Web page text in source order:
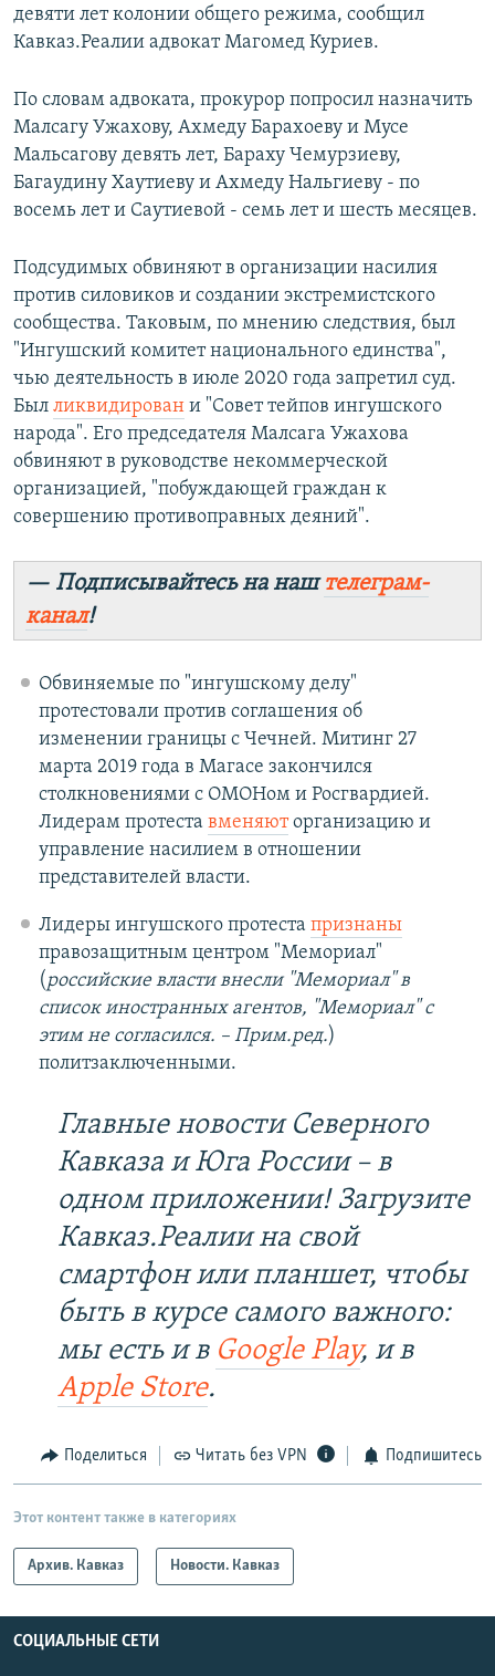
девяти лет колонии общего режима, сообщил
Кавказ.Реалии адвокат Магомед Куриев.
По словам адвоката, прокурор попросил назначить
Малсагу Ужахову, Ахмеду Барахоеву и Мусе
Мальсагову девять лет, Бараху Чемурзиеву,
Багаудину Хаутиеву и Ахмеду Нальгиеву - по
восемь лет и Саутиевой - семь лет и шесть месяцев.
Подсудимых обвиняют в организации насилия
против силовиков и создании экстремистского
сообщества. Таковым, по мнению следствия, был
"Ингушский комитет национального единства",
чью деятельность в июле 2020 года запретил суд.
Был ликвидирован и "Совет тейпов ингушского
народа". Его председателя Малсага Ужахова
обвиняют в руководстве некоммерческой
организацией, "побуждающей граждан к
совершению противоправных деяний".
— Подписывайтесь на наштелеграм-
канал!
Обвиняемые по "ингушскому делу"
протестовали против соглашения об
изменении границы с Чечней. Митинг 27
марта 2019 года в Магасе закончился
столкновениями с ОМОНом и Росгвардией.
Лидерам протеста вменяюторганизацию и
управление насилием в отношении
представителей власти.
Лидеры ингушского протеста признаны
правозащитным центром "Мемориал"
(российские власти внесли "Мемориал" в
список иностранных агентов, "Мемориал" с
этим не согласился. – Прим.ред.)
политзаключенными.
Главные новости Северного
Кавказа и Юга России – в
одном приложении! Загрузите
Кавказ.Реалии на свой
смартфон или планшет, чтобы
быть в курсе самого важного:
мы есть и в Google Play, и в
Apple Store.
Поделиться Читать без VPN Подпишитесь
Этот контент также в категориях
Архив. Кавказ Новости. Кавказ
СОЦИАЛЬНЫЕ СЕТИ